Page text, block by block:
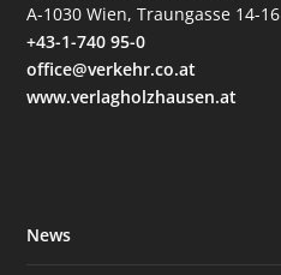
A-1030 Wien, Traungasse 14-16
+43-1-740 95-0
office@verkehr.co.at
www.verlagholzhausen.at
News